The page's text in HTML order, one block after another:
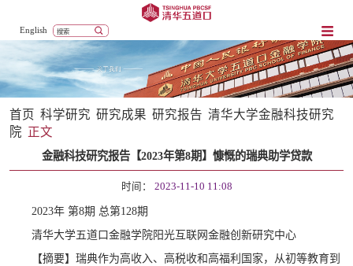
English
首页 科学研究 研究成果 研究报告 清华大学金融科技研究
院 正文
金融科技研究报告【2023年第8期】​慷慨的瑞典助学贷款
时间： 2023-11-10 11:08
2023年 第8期 总第128期
清华大学五道口金融学院阳光互联网金融创新研究中心
【摘要】瑞典作为高收入、高税收和高福利国家，从初等教育到